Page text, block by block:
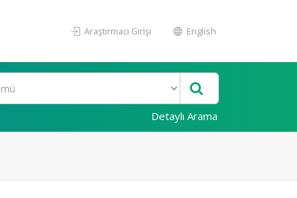
Araştırmacı Girişi English
Detaylı Arama